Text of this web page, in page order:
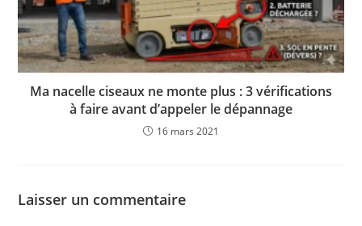
Ma nacelle ciseaux ne monte plus : 3 vérifications
à faire avant d’appeler le dépannage
16 mars 2021
Laisser un commentaire